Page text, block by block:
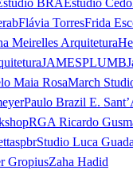
BRAEstúdio Cedo
Flávia TorresFrida
Meirelles Arquitetura
JAMESPLUMB
Maia RosaMarch
Paulo Brazil E.
RGA Ricardo
spbrStudio Luca
GropiusZaha Hadid